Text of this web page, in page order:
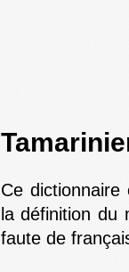
Ce dictionnaire
la définition du
faute de